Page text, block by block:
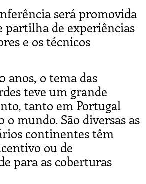
será promovida
partilha de experiências
e os técnicos
anos, o tema das
teve um grande
tanto em Portugal
o mundo. São diversas as
continentes têm
ou de
para as coberturas